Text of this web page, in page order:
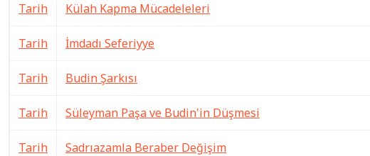
Tarih Külah Kapma Mücadeleleri
Tarih İmdadı Seferiyye
Tarih Budin Şarkısı
Tarih Süleyman Paşa ve Budin'in Düşmesi
Tarih Sadrıazamla Beraber Değişim